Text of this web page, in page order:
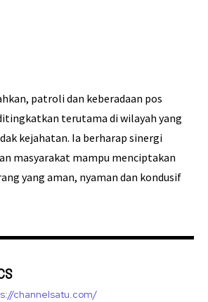
patroli dan keberadaan pos
terutama di wilayah yang
kejahatan. Ia berharap sinergi
masyarakat mampu menciptakan
yang aman, nyaman dan kondusif
channelsatu.com/